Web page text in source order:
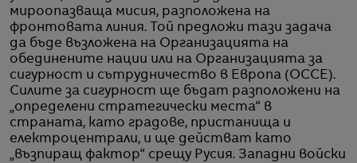
мироопазваща мисия, разположена на
фронтовата линия. Той предложи тази задача
да бъде възложена на Организацията на
обединените нации или на Организацията за
сигурност и сътрудничество в Европа (ОССЕ).
Силите за сигурност ще бъдат разположени на
„определени стратегически места“ в
страната, като градове, пристанища и
електроцентрали, и ще действат като
„възпиращ фактор“ срещу Русия. Западни войски